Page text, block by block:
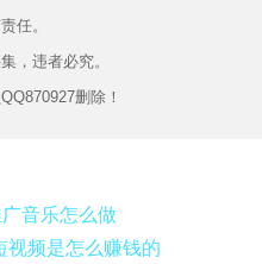
任。
，违者必究。
删除！
音乐怎么做
视频是怎么赚钱的